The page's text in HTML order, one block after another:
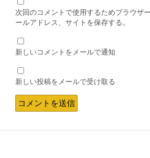
次回のコメントで使用するためブラウザ
ールアドレス、サイトを保存する。
新しいコメントをメールで通知
新しい投稿をメールで受け取る